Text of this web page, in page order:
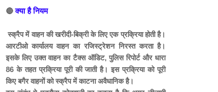
🔴क्या है नियम
स्क्रैप में वाहन की खरीदी-बिक्री के लिए एक प्रक्रिया होती है।
आरटीओ कार्यालय वाहन का रजिस्ट्रेशन निरस्त करता है।
इसके लिए उक्त वाहन का टैक्स ऑडिट, पुलिस रिपोर्ट और धारा
86 के तहत प्रक्रिया पूरी की जाती है। इस प्रक्रिया को पूरी
किए बगैर वाहनों को स्क्रैप में काटना अवैधानिक है।